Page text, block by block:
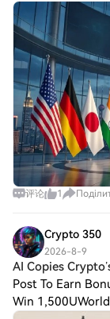
Bitcoin: Global
– Why?The
评论 1
Crypto 350
2026-8-9
AI Copies
Post To Earn
Win